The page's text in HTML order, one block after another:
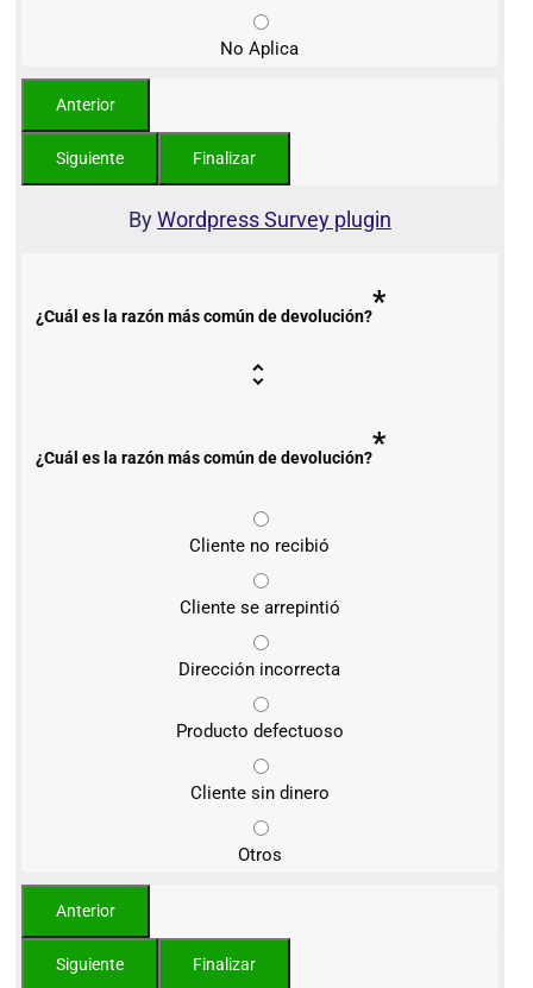
No Aplica
ByWordpress Survey plugin
¿Cuál es la razón más común de devolución?*
¿Cuál es la razón más común de devolución?*
Cliente no recibió
Cliente se arrepintió
Dirección incorrecta
Producto defectuoso
Cliente sin dinero
Otros